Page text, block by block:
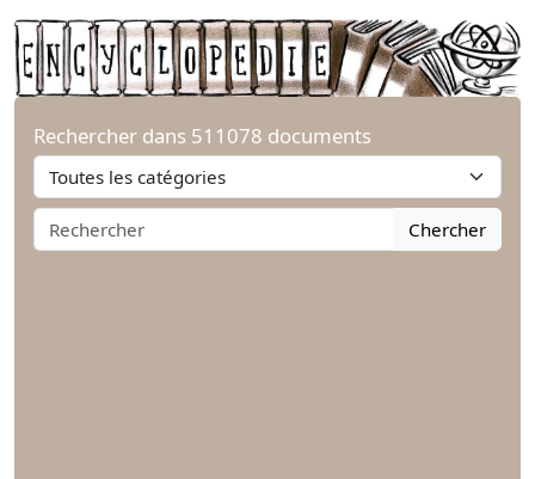
Rechercher dans 511078 documents
Chercher